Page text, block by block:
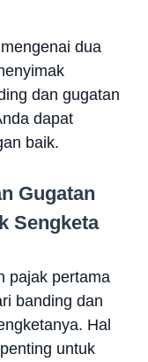
dua
dan gugatan
dapat
baik.
Gugatan
Sengketa
pajak pertama
banding dan
Hal
untuk